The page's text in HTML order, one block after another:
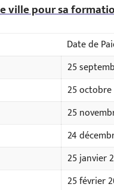
ville pour sa
Date de
25
25 octobre
25
24
25 janvier
25 février